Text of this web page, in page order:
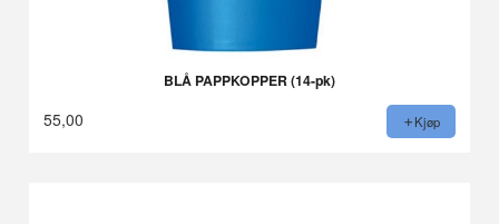
BLÅ PAPPKOPPER (14-pk)
55,00 Kjøp